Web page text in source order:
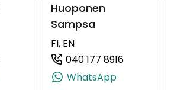
(+358409211609, 0409211609, +358
Huoponen
Sampsa
FI, EN
040 177 8916
WhatsApp